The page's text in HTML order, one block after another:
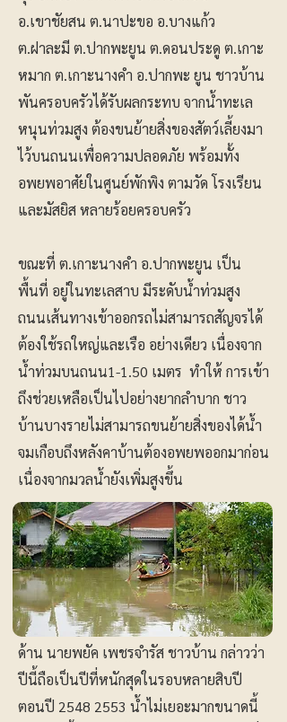
อ.เขาชัยสน ต.นาปะขอ อ.บางแก้ว
ต.ฝาละมี ต.ปากพะยูน ต.ดอนประดู ต.เกาะ
หมาก ต.เกาะนางคำ อ.ปากพะ ยูน ชาวบ้าน
พันครอบครัวได้รับผลกระทบ จากน้ำทะเล
หนุนท่วมสูง ต้องขนย้ายสิ่งของสัตว์เลี้ยงมา
ไว้บนถนนเพื่อความปลอดภัย พร้อมทั้ง
อพยพอาศัยในศูนย์พักพิง ตามวัด โรงเรียน
และมัสยิส หลายร้อยครอบครัว
ขณะที่ ต.เกาะนางคำ อ.ปากพะยูน เป็น
พื้นที่ อยู่ในทะเลสาบ มีระดับน้ำท่วมสูง
ถนนเส้นทางเข้าออกรถไม่สามารถสัญจรได้
ต้องใช้รถใหญ่และเรือ อย่างเดียว เนื่องจาก
น้ำท่วมบนถนน1-1.50 เมตร ทำให้ การเข้า
ถึงช่วยเหลือเป็นไปอย่างยากลำบาก ชาว
บ้านบางรายไม่สามารถขนย้ายสิ่งของได้น้ำ
จมเกือบถึงหลังคาบ้านต้องอพยพออกมาก่อน
เนื่องจากมวลน้ำยังเพิ่มสูงขึ้น
ด้าน นายพยัค เพชรจำรัส ชาวบ้าน กล่าวว่า
ปีนี้ถือเป็นปีที่หนักสุดในรอบหลายสิบปี
ตอนปี 2548 2553 น้ำไม่เยอะมากขนาดนี้